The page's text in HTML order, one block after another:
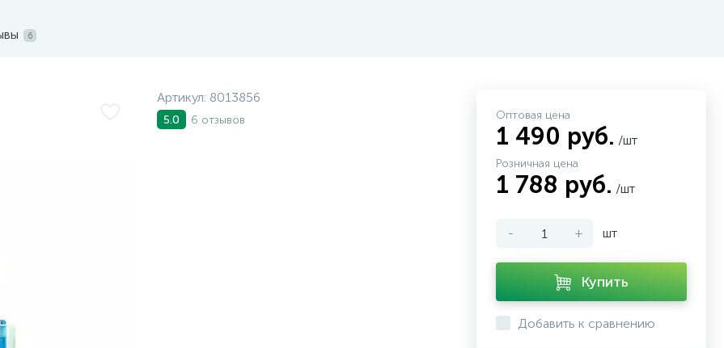
6
Артикул: 8013856
5.0 6 отзывов Оптовая цена
1 490 руб. /шт
Розничная цена
1 788 руб. /шт
- + шт
Купить
Добавить к сравнению